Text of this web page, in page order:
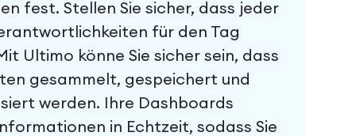
fest. Stellen Sie sicher, dass jeder
für den Tag
Ultimo könne Sie sicher sein, dass
gesammelt, gespeichert und
werden. Ihre Dashboards
in Echtzeit, sodass Sie